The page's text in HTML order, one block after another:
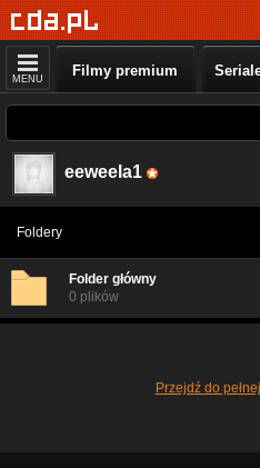
MENU Filmy premium
eeweela1
Foldery
Folder główny
0 plików
Przejdź do